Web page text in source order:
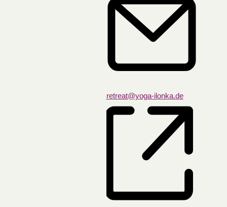
retreat@yoga-ilonka.de